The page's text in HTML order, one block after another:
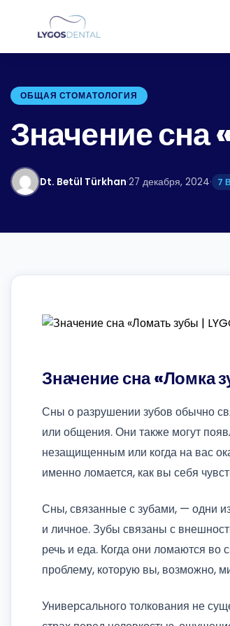
ОБЩАЯ СТОМАТОЛОГИЯ
Значение сна
Dt. Betül Türkhan·27 декабря, 2024· 7
Значение сна «Ломка
Сны о разрушении зубов обычно
или общения. Они также могут
незащищенным или когда на вас
именно ломается, как вы себя
Сны, связанные с зубами, — одни
и личное. Зубы связаны с
речь и еда. Когда они ломаются во
проблему, которую вы, возможно,
Универсального толкования не